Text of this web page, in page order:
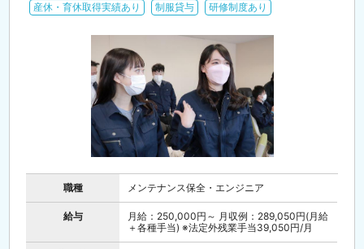
産休・育休取得実績あり
制服貸与 研修制度あり
職種 メンテナンス保全・エンジニア
給与
月給：250,000円～ 月収例：289,050円(月給
＋各種手当) ※法定外残業手当39,050円/月